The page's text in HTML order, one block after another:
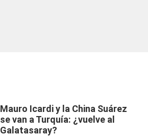
Mauro Icardi y la China Suárez
se van a Turquía: ¿vuelve al
Galatasaray?